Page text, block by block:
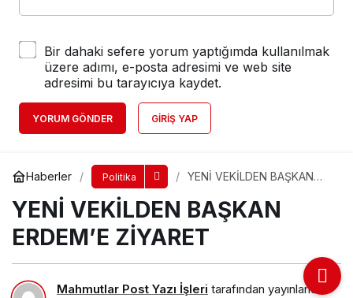
Bir dahaki sefere yorum yaptığımda kullanılmak
üzere adımı, e-posta adresimi ve web site
adresimi bu tarayıcıya kaydet.
YORUM GÖNDER GIRIŞ YAP
Haberler Politika
YENİ VEKİLDEN BAŞKAN
YENİ VEKİLDEN BAŞKAN
ERDEM’E ZİYARET
Mahmutlar Post Yazı İşleri tarafından yayınlandı